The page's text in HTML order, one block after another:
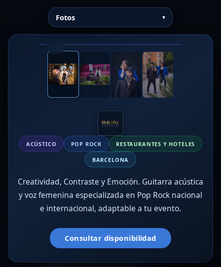
Fotos
1/4
❯
ACÚSTICO POP ROCK RESTAURANTES Y HOTELES
BARCELONA
Creatividad, Contraste y Emoción. Guitarra acústica
y voz femenina especializada en Pop Rock nacional
e internacional, adaptable a tu evento.
Consultar disponibilidad